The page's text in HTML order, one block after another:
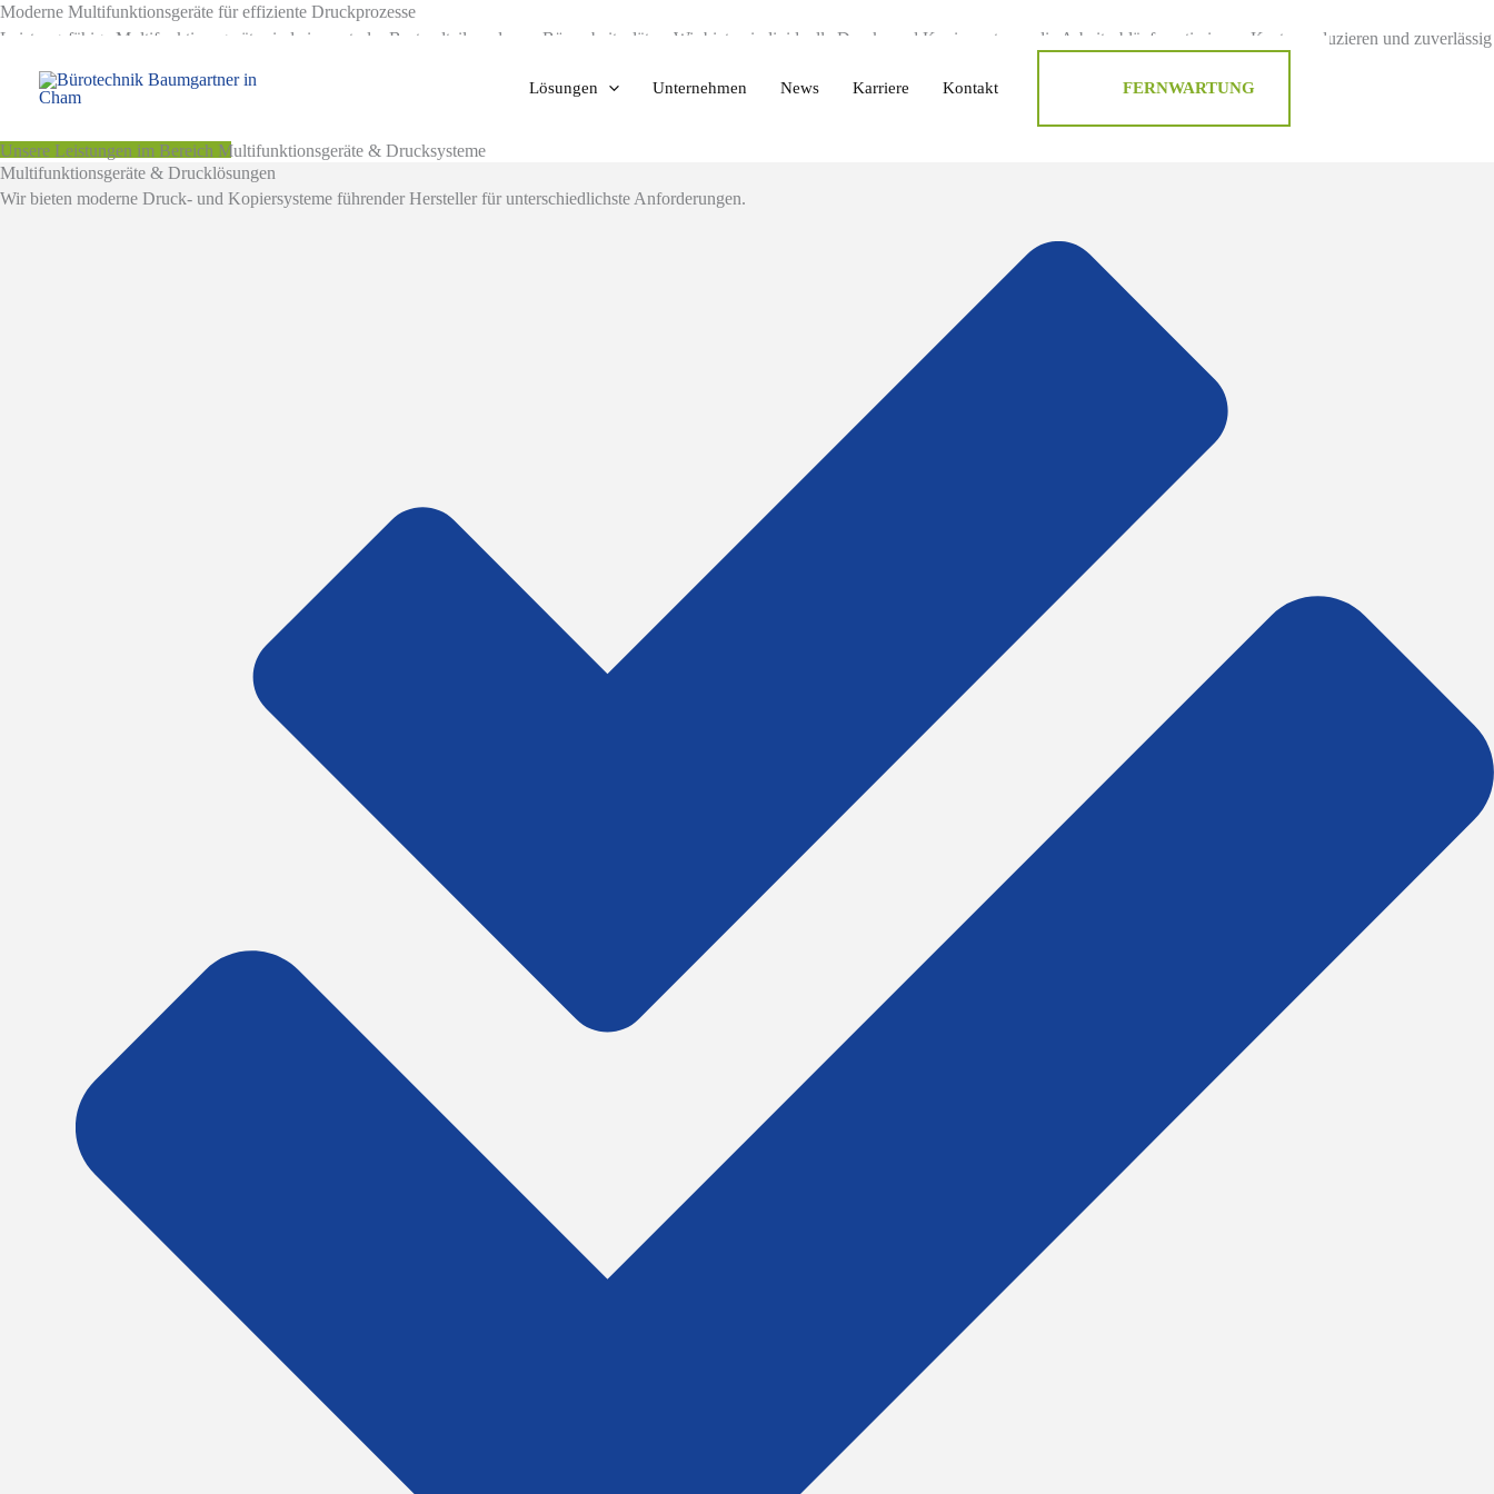
Zum
Inhalt
springen
Lösungen Unternehmen News Karriere Kontakt FERNWARTUNG
Moderne Multifunktionsgeräte für effiziente Druckprozesse
Leistungsfähige Multifunktionsgeräte sind ein zentraler Bestandteil moderner Büroarbeitsplätze. Wir bieten individuelle Druck- und Kopiersysteme, die Arbeitsabläufe optimieren, Kosten reduzieren und zuverlässig
im täglichen Einsatz funktionieren.
Unsere Leistungen im Bereich Multifunktionsgeräte & Drucksysteme
Multifunktionsgeräte & Drucklösungen
Wir bieten moderne Druck- und Kopiersysteme führender Hersteller für unterschiedlichste Anforderungen.